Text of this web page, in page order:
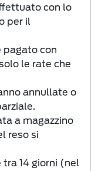
con lo
per il
pagato con
le rate che
annullate o
a magazzino
reso si
14 giorni (nel